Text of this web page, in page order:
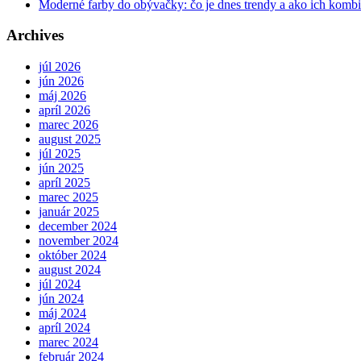
Moderné farby do obývačky: čo je dnes trendy a ako ich
Archives
júl 2026
jún 2026
máj 2026
apríl 2026
marec 2026
august 2025
júl 2025
jún 2025
apríl 2025
marec 2025
január 2025
december 2024
november 2024
október 2024
august 2024
júl 2024
jún 2024
máj 2024
apríl 2024
marec 2024
február 2024